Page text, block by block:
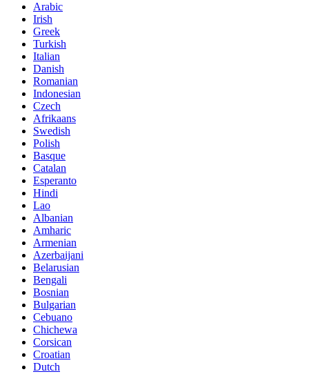
Arabic
Irish
Greek
Turkish
Italian
Danish
Romanian
Indonesian
Czech
Afrikaans
Swedish
Polish
Basque
Catalan
Esperanto
Hindi
Lao
Albanian
Amharic
Armenian
Azerbaijani
Belarusian
Bengali
Bosnian
Bulgarian
Cebuano
Chichewa
Corsican
Croatian
Dutch